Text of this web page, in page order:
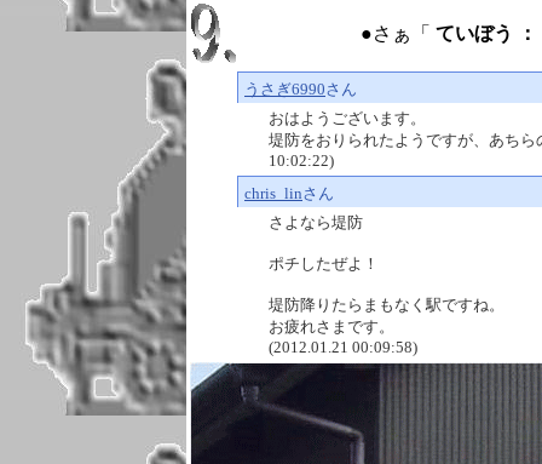
●さぁ「 ていぼう ：
うさぎ6990さん
おはようございます。
堤防をおりられたようですが、あち
10:02:22)
chris_linさん
さよなら堤防
ポチしたぜよ！
堤防降りたらまもなく駅ですね。
お疲れさまです。
(2012.01.21 00:09:58)